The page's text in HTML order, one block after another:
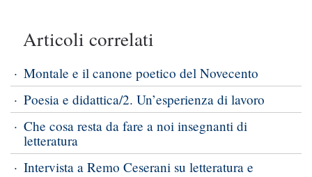
Articoli correlati
Montale e il canone poetico del Novecento
Poesia e didattica/2. Un’esperienza di lavoro
Che cosa resta da fare a noi insegnanti di
letteratura
Intervista a Remo Ceserani su letteratura e